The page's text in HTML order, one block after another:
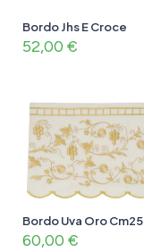
Bordo Jhs E Croce
52,00 €
Bordo Uva Oro Cm25
60,00 €